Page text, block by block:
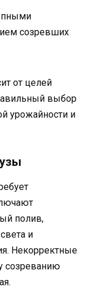
созревших
от целей
выбор
урожайности и
полив,
и
Некорректные
созреванию